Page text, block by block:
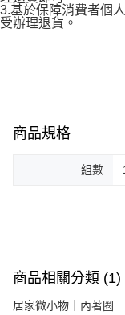
3.基於保障消費者個
受辦理退貨。
商品規格
組數
商品相關分類 (1)
居家微小物｜內著圈